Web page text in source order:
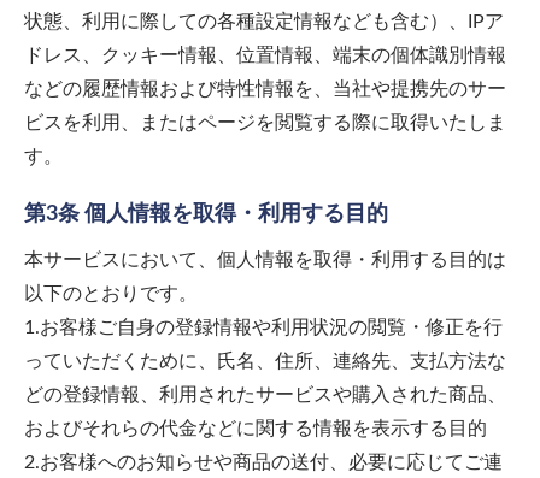
状態、利用に際しての各種設定情報なども含む）、IPア
ドレス、クッキー情報、位置情報、端末の個体識別情報
などの履歴情報および特性情報を、当社や提携先のサー
ビスを利用、またはページを閲覧する際に取得いたしま
す。
第3条 個人情報を取得・利用する目的
本サービスにおいて、個人情報を取得・利用する目的は
以下のとおりです。
1.お客様ご自身の登録情報や利用状況の閲覧・修正を行
っていただくために、氏名、住所、連絡先、支払方法な
どの登録情報、利用されたサービスや購入された商品、
およびそれらの代金などに関する情報を表示する目的
2.お客様へのお知らせや商品の送付、必要に応じてご連